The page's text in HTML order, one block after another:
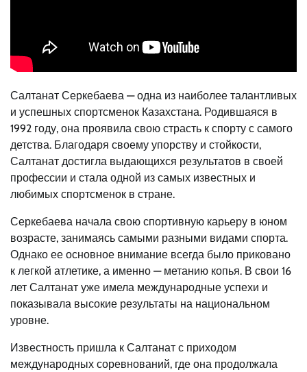
Салтанат Серкебаева — одна из наиболее талантливых
и успешных спортсменок Казахстана. Родившаяся в
1992 году, она проявила свою страсть к спорту с самого
детства. Благодаря своему упорству и стойкости,
Салтанат достигла выдающихся результатов в своей
профессии и стала одной из самых известных и
любимых спортсменок в стране.
Серкебаева начала свою спортивную карьеру в юном
возрасте, занимаясь самыми разными видами спорта.
Однако ее основное внимание всегда было приковано
к легкой атлетике, а именно — метанию копья. В свои 16
лет Салтанат уже имела международные успехи и
показывала высокие результаты на национальном
уровне.
Известность пришла к Салтанат с приходом
международных соревнований, где она продолжала